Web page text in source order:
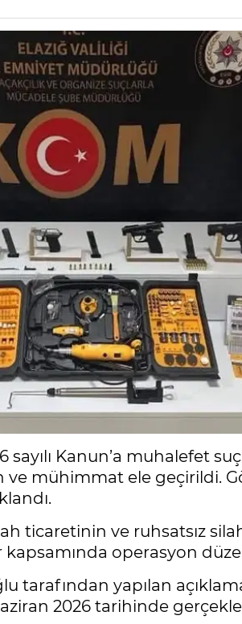
sayılı Kanun’a muhalefet
ve mühimmat ele geçirildi.
ticaretinin ve ruhsatsız
operasyon
tarafından yapılan
2026 tarihinde